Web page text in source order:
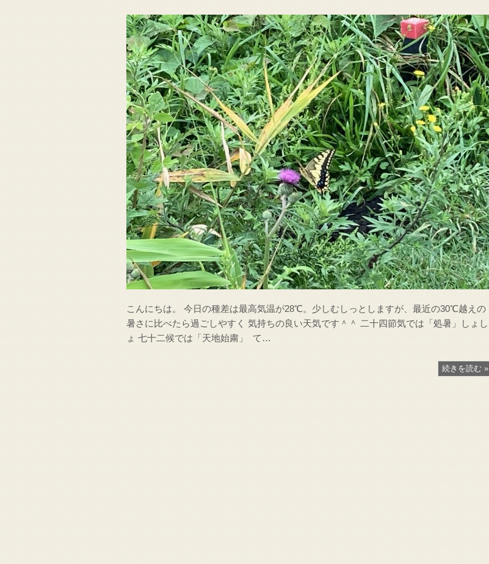
こんにちは。 今日の種差は最高気温が28℃。少しむしっとしますが、最近の30℃越えの
暑さに比べたら過ごしやすく 気持ちの良い天気です＾＾ 二十四節気では「処暑」しょし
ょ 七十二候では「天地始粛」 て…
続きを読む »